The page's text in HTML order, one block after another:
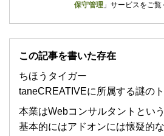
保守管理 」 サービスをご覧
この記事を書いた存在
ちほうタイガー
taneCREATIVEに所属する謎のト
本業はWebコンサルタントとい
基本的にはアドオンには懐疑的